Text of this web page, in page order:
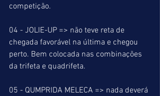
competição.
04 - JOLIE-UP => não teve reta de
chegada favorável na última e chegou
perto. Bem colocada nas combinações
da trifeta e quadrifeta.
05 - QUMPRIDA MELECA => nada deverá